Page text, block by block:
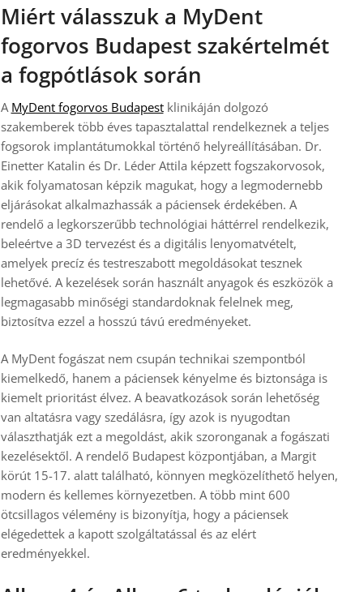
Miért válasszuk a MyDent
fogorvos Budapest szakértelmét
a fogpótlások során
A MyDent fogorvos Budapestklinikáján dolgozó
szakemberek több éves tapasztalattal rendelkeznek a teljes
fogsorok implantátumokkal történő helyreállításában. Dr.
Einetter Katalin és Dr. Léder Attila képzett fogszakorvosok,
akik folyamatosan képzik magukat, hogy a legmodernebb
eljárásokat alkalmazhassák a páciensek érdekében. A
rendelő a legkorszerűbb technológiai háttérrel rendelkezik,
beleértve a 3D tervezést és a digitális lenyomatvételt,
amelyek precíz és testreszabott megoldásokat tesznek
lehetővé. A kezelések során használt anyagok és eszközök a
legmagasabb minőségi standardoknak felelnek meg,
biztosítva ezzel a hosszú távú eredményeket.
A MyDent fogászat nem csupán technikai szempontból
kiemelkedő, hanem a páciensek kényelme és biztonsága is
kiemelt prioritást élvez. A beavatkozások során lehetőség
van altatásra vagy szedálásra, így azok is nyugodtan
választhatják ezt a megoldást, akik szoronganak a fogászati
kezelésektől. A rendelő Budapest központjában, a Margit
körút 15-17. alatt található, könnyen megközelíthető helyen,
modern és kellemes környezetben. A több mint 600
ötcsillagos vélemény is bizonyítja, hogy a páciensek
elégedettek a kapott szolgáltatással és az elért
eredményekkel.